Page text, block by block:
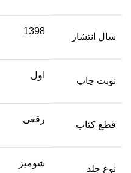
سال انتشار
1398
نوبت چاپ
اول
قطع کتاب
رقعی
نوع جلد
شومیز